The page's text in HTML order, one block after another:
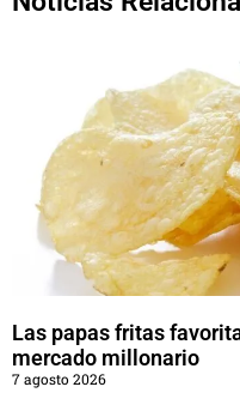
Las papas fritas
mercado millonario
7 agosto 2026